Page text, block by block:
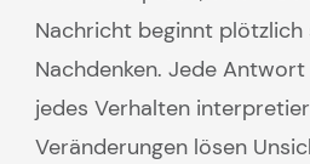
Nachricht beginnt plötzlich
Nachdenken. Jede
jedes Verhalten
Veränderungen lösen